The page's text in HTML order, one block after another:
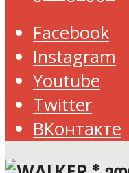
Facebook
Instagram
Youtube
Twitter
ВКонтакте